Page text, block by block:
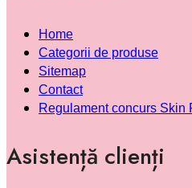
Home
Categorii de produse
Sitemap
Contact
Regulament concurs Skin
Asistență clienți